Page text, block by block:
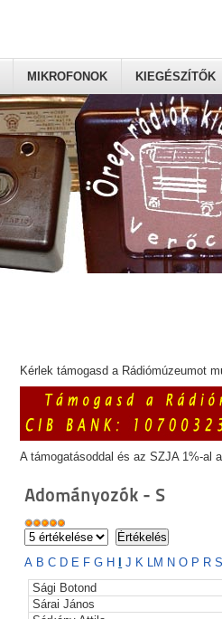
MIKROFONOK KIEGÉSZÍTŐK
Kérlek támogasd a Rádiómúzeumot
A támogatásoddal és az SZJA 1%-al
Adományozók - S
A BC D E F G H J K LM NO P R S
Sági Botond
Sárai János